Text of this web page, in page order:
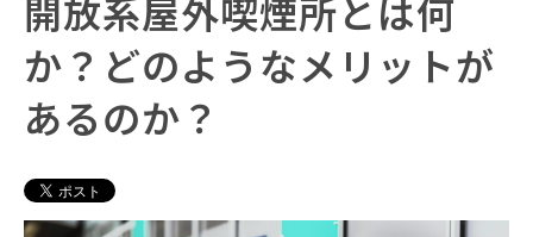
開放系屋外喫煙所とは何
か？どのようなメリットが
あるのか？